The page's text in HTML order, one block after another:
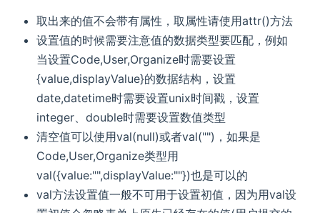
取出来的值不会带有属性，取属性请使用attr()方法
设置值的时候需要注意值的数据类型要匹配，例如
当设置Code,User,Organize时需要设置
{value,displayValue}的数据结构，设置
date,datetime时需要设置unix时间戳，设置
integer、double时需要设置数值类型
清空值可以使用val(null)或者val("")，如果是
Code,User,Organize类型用
val({value:"",displayValue:""})也是可以的
val方法设置值一般不可用于设置初值，因为用val设